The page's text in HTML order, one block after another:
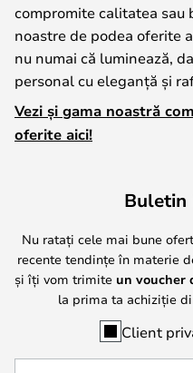
compromite calitatea
noastre de podea oferite
nu numai că luminează,
personal cu eleganță și
Vezi și gama noastră
oferite aici!
Nu ratați cele mai bune
recente tendințe în materie
și îți vom trimite un voucher
la prima ta achiziție
Client